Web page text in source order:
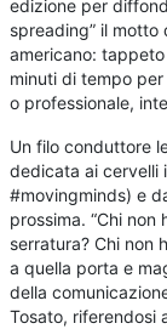
edizione per
spreading” il motto
americano:
minuti di tempo
o professionale,
Un filo conduttore
dedicata ai cervelli
#movingminds) e
prossima. “Chi
serratura? Chi non
a quella porta e
della
Tosato, riferendosi